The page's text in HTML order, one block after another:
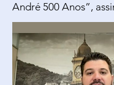
André 500 Anos”,